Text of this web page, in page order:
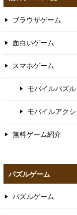
ブラウザゲーム
面白いゲーム
スマホゲーム
モバイルパズル
モバイルアク
無料ゲーム紹介
パズルゲーム
パズルゲーム